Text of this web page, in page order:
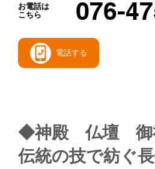
お電話は
こちら
076-
電話する
◆神殿 仏壇 御
伝統の技で紡ぐ